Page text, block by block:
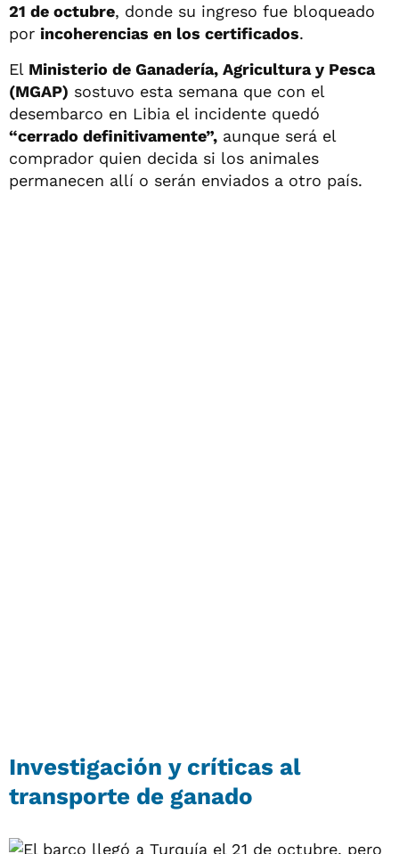
21 de octubre, donde su ingreso fue bloqueado
por incoherencias en los certificados.
El Ministerio de Ganadería, Agricultura y Pesca
(MGAP) sostuvo esta semana que con el
desembarco en Libia el incidente quedó
“cerrado definitivamente”, aunque será el
comprador quien decida si los animales
permanecen allí o serán enviados a otro país.
Investigación y críticas al
transporte de ganado